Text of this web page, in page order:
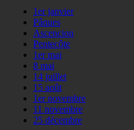
1er janvier
Pâques
Ascencion
Pentecôte
1er mai
8 mai
14 juillet
15 août
1er novembre
11 novembre
25 décembre